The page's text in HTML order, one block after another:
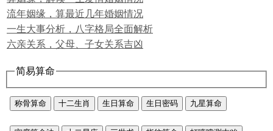
流年姻缘，算最近几年婚姻情况
一生大事分析，八字格局全面解析
六亲关系，父母、子女关系吉凶
简易算命
称骨算命 十二生肖 生日算命 生日密码 九星算命